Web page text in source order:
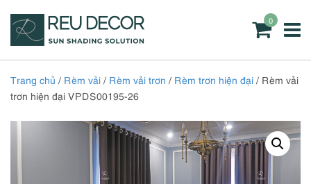
0
Trang chủ / Rèm vải / Rèm vải trơn / Rèm trơn hiện đại / Rèm vải
trơn hiện đại VPDS00195-26